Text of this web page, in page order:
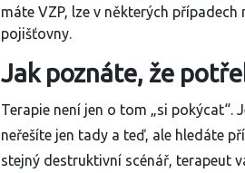
máte VZP, lze v některých
pojišťovny.
Jak poznáte, že
Terapie není jen o tom „si pokýcat“.
neřešíte jen tady a teď, ale hledáte
stejný destruktivní scénář, terapeut